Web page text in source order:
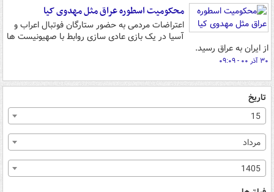
محکومیت اسطوره عراق مثل مهدوی کیا
اعتراضات مردمی به حضور ستارگان فوتبال اعراب و
آسیا در یک بازی عادی سازی روابط با صهیونیست ها
از ایران به عراق رسید.
۳۰ آذر ۰۰ - ۰۹:۰۹
تاریخ
15
مرداد
1405